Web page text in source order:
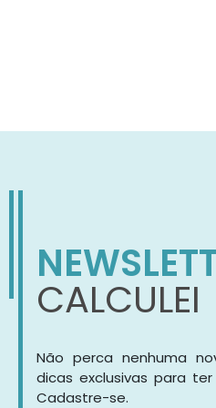
CALCULEI
Não perca nenhuma
dicas exclusivas para
Cadastre-se.